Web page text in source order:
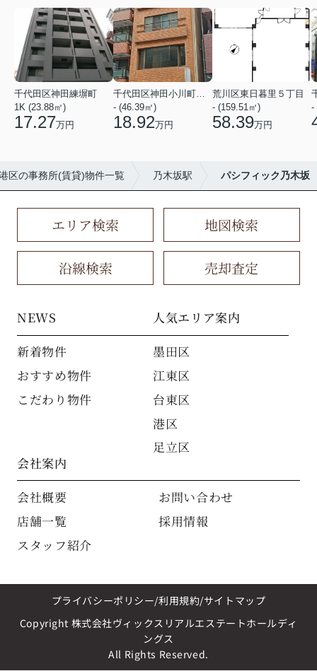
千代田区神田練塀町
1K (23.88㎡)
17.27万円
- (46.39㎡)
18.92万円
荒川区東日暮里５丁目
- (159.51㎡)
58.39万円
-
区の事務所(賃貸)物件一覧 乃木坂駅 パシフィック乃木坂
エリア検索 地図検索
沿線検索 売却査定
NEWS
新着物件
おすすめ物件
こだわり物件
人気エリア案内
墨田区
江東区
台東区
港区
足立区
会社案内
会社概要
店舗一覧
スタッフ紹介
お問い合わせ
採用情報
プライバシーポリシー 利用規約 サイトマップ
Copyright 株式会社ヴィックスリアルエステートホールディ
ングス
All Rights Reserved.